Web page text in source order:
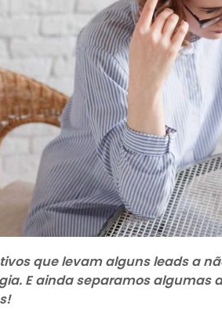
que levam alguns leads a
E ainda separamos algumas